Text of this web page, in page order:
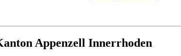
Appenzell Innerrhoden